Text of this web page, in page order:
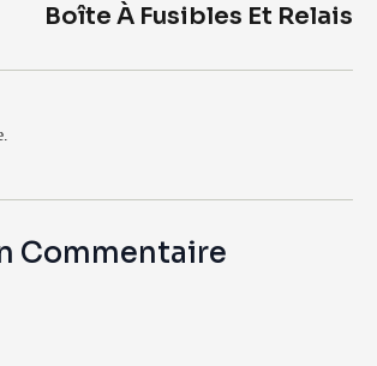
Boîte À Fusibles Et Relais
Commentaire